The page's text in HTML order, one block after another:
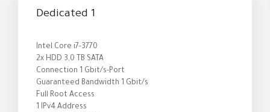
Dedicated 1
Intel Core i7-3770
2x HDD 3,0 TB SATA
Connection 1 Gbit/s-Port
Guaranteed Bandwidth 1 Gbit/s
Full Root Access
1 IPv4 Address